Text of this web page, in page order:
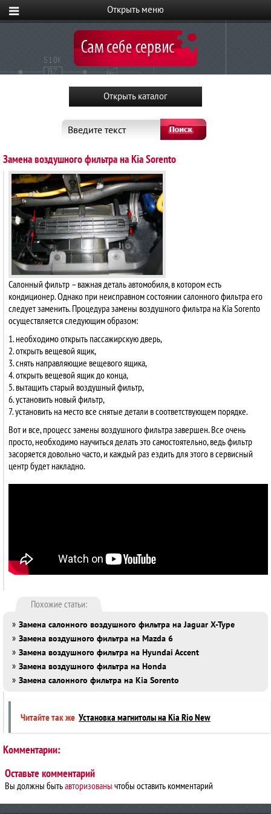
Введите текст
Замена воздушного фильтра на Kia Sorento
Салонный фильтр – важная деталь автомобиля, в котором есть
кондиционер. Однако при неисправном состоянии салонного фильтра его
следует заменить. Процедура замены воздушного фильтра на Kia Sorento
осуществляется следующим образом:
1. необходимо открыть пассажирскую дверь,
2. открыть вещевой ящик,
3. снять направляющие вещевого ящика,
4. открыть вещевой ящик до конца,
5. вытащить старый воздушный фильтр,
6. установить новый фильтр,
7. установить на место все снятые детали в соответствующем порядке.
Вот и все, процесс замены воздушного фильтра завершен. Все очень
просто, необходимо научиться делать это самостоятельно, ведь фильтр
засоряется довольно часто, и каждый раз ездить для этого в сервисный
центр будет накладно.
Похожие статьи:
» Замена салонного воздушного фильтра на Jaguar X-Type
» Замена воздушного фильтра на Mazda 6
» Замена воздушного фильтра на Hyundai Accent
» Замена воздушного фильтра на Honda
» Замена салонного фильтра на Kia Sorento
Читайте так же Установка магнитолы на Kia Rio New
Комментарии:
Оставьте комментарий
Вы должны бытьавторизованы чтобы оставить комментарий